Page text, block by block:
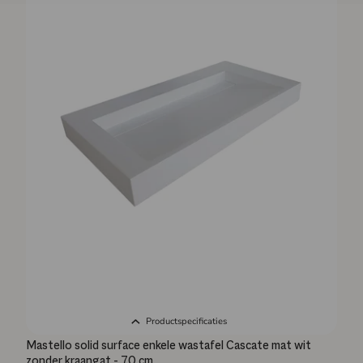
Productspecificaties
Mastello solid surface enkele wastafel Cascate mat wit